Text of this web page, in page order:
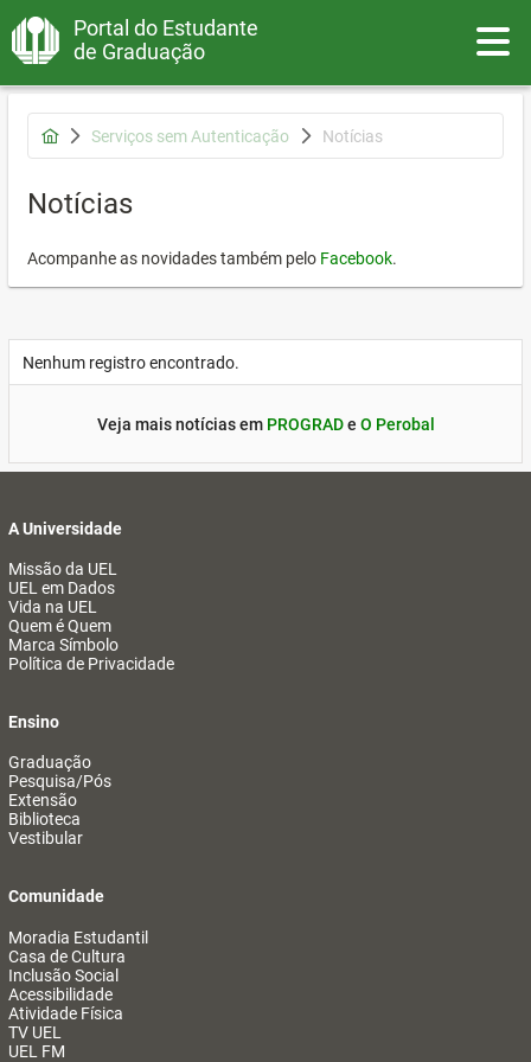
Portal do Estudante
de Graduação
Serviços sem Autenticação Notícias
Notícias
Acompanhe as novidades também pelo Facebook.
Nenhum registro encontrado.
Veja mais notícias em PROGRADe O Perobal
A Universidade
Missão da UEL
UEL em Dados
Vida na UEL
Quem é Quem
Marca Símbolo
Política de Privacidade
Ensino
Graduação
Pesquisa/Pós
Extensão
Biblioteca
Vestibular
Comunidade
Moradia Estudantil
Casa de Cultura
Inclusão Social
Acessibilidade
Atividade Física
TV UEL
UEL FM